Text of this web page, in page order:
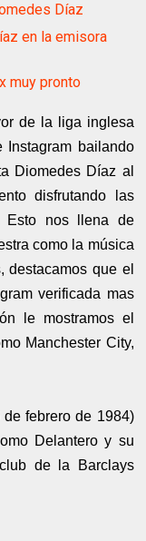
Díaz
en la emisora
muy pronto
de la liga inglesa
bailando
Diomedes Díaz al
disfrutando las
Esto nos llena de
como la música
destacamos que el
verificada mas
le mostramos el
Manchester City,
febrero de 1984)
Delantero y su
de la Barclays